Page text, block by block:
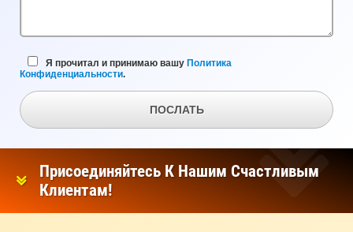
Я прочитал и принимаю вашу Политика
Конфиденциальности.
ПОСЛАТЬ
Присоединяйтесь К Нашим Счастливым
Клиентам!